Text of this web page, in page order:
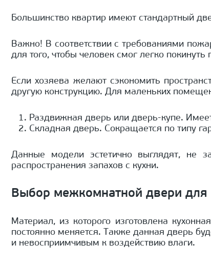
Большинство квартир имеют стандартный
Важно! В соответствии с требованиями
для того, чтобы человек смог легко
Если хозяева желают сэкономить
другую конструкцию. Для маленьких
Раздвижная дверь или дверь-купе.
Складная дверь. Сокращается по типу
Данные модели эстетично выглядят, не
распространения запахов с кухни.
Выбор межкомнатной двери для
Материал, из которого изготовлена
постоянно меняется. Также данная дверь
и невосприимчивым к воздействию влаги.